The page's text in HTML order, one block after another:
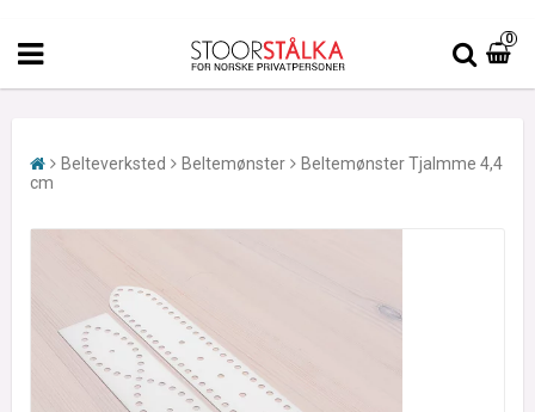
0
Belteverksted Beltemønster
Beltemønster Tjalmme 4,4
cm